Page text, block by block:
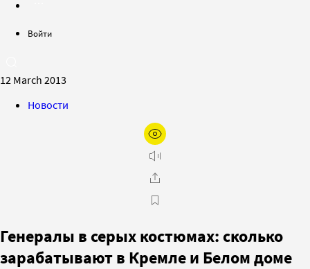
Войти
12 March 2013
Новости
Генералы в серых костюмах: сколько
зарабатывают в Кремле и Белом доме